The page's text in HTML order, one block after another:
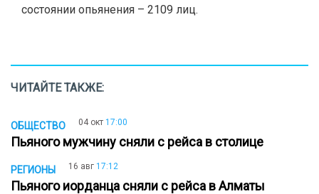
состоянии опьянения – 2109 лиц.
ЧИТАЙТЕ ТАКЖЕ:
ОБЩЕСТВО 04 окт 17:00
Пьяного мужчину сняли с рейса в столице
РЕГИОНЫ 16 авг 17:12
Пьяного иорданца сняли с рейса в Алматы